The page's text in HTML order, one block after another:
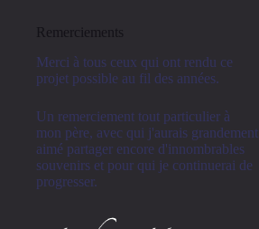
Remerciements
Merci à tous ceux qui ont rendu ce
projet possible au fil des années.
Un remerciement tout particulier à
mon père, avec qui j'aurais grandement
aimé partager encore d'innombrables
souvenirs et pour qui je continuerai de
progresser.